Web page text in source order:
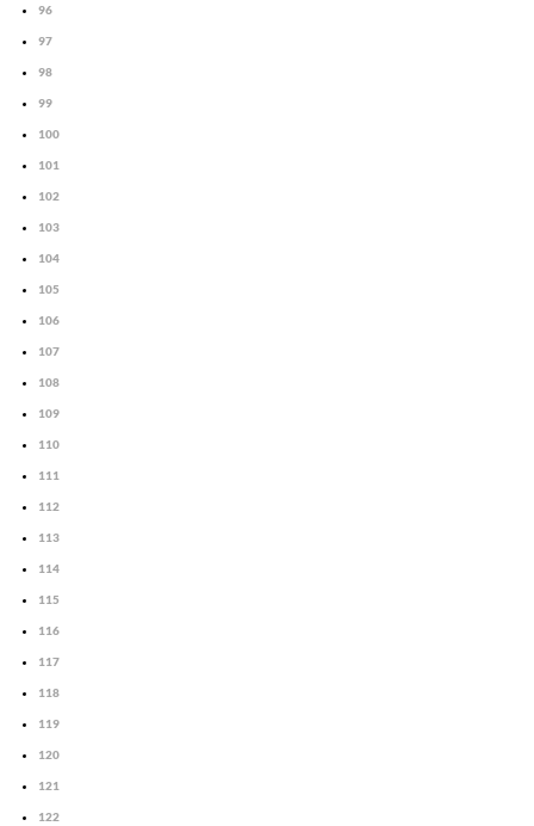
96
97
98
99
100
101
102
103
104
105
106
107
108
109
110
111
112
113
114
115
116
117
118
119
120
121
122